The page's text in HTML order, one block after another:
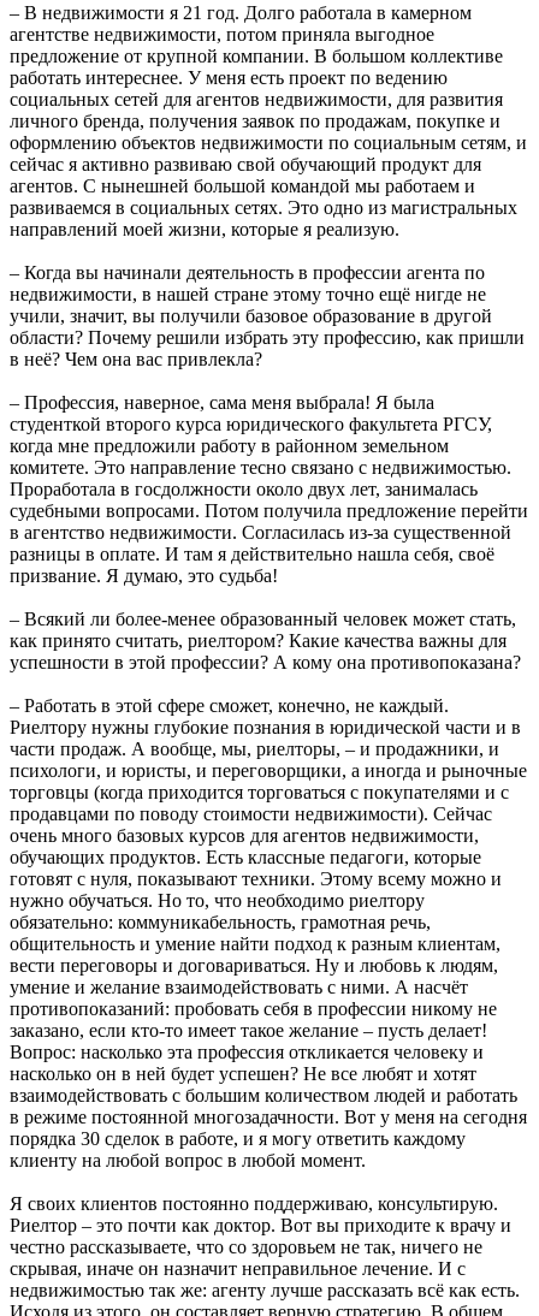
– В недвижимости я 21 год. Долго работала в камерном
агентстве недвижимости, потом приняла выгодное
предложение от крупной компании. В большом коллективе
работать интереснее. У меня есть проект по ведению
социальных сетей для агентов недвижимости, для развития
личного бренда, получения заявок по продажам, покупке и
оформлению объектов недвижимости по социальным сетям, и
сейчас я активно развиваю свой обучающий продукт для
агентов. С нынешней большой командой мы работаем и
развиваемся в социальных сетях. Это одно из магистральных
направлений моей жизни, которые я реализую.
– Когда вы начинали деятельность в профессии агента по
недвижимости, в нашей стране этому точно ещё нигде не
учили, значит, вы получили базовое образование в другой
области? Почему решили избрать эту профессию, как пришли
в неё? Чем она вас привлекла?
– Профессия, наверное, сама меня выбрала! Я была
студенткой второго курса юридического факультета РГСУ,
когда мне предложили работу в районном земельном
комитете. Это направление тесно связано с недвижимостью.
Проработала в госдолжности около двух лет, занималась
судебными вопросами. Потом получила предложение перейти
в агентство недвижимости. Согласилась из-за существенной
разницы в оплате. И там я действительно нашла себя, своё
призвание. Я думаю, это судьба!
– Всякий ли более-менее образованный человек может стать,
как принято считать, риелтором? Какие качества важны для
успешности в этой профессии? А кому она противопоказана?
– Работать в этой сфере сможет, конечно, не каждый.
Риелтору нужны глубокие познания в юридической части и в
части продаж. А вообще, мы, риелторы, – и продажники, и
психологи, и юристы, и переговорщики, а иногда и рыночные
торговцы (когда приходится торговаться с покупателями и с
продавцами по поводу стоимости недвижимости). Сейчас
очень много базовых курсов для агентов недвижимости,
обучающих продуктов. Есть классные педагоги, которые
готовят с нуля, показывают техники. Этому всему можно и
нужно обучаться. Но то, что необходимо риелтору
обязательно: коммуникабельность, грамотная речь,
общительность и умение найти подход к разным клиентам,
вести переговоры и договариваться. Ну и любовь к людям,
умение и желание взаимодействовать с ними. А насчёт
противопоказаний: пробовать себя в профессии никому не
заказано, если кто-то имеет такое желание – пусть делает!
Вопрос: насколько эта профессия откликается человеку и
насколько он в ней будет успешен? Не все любят и хотят
взаимодействовать с большим количеством людей и работать
в режиме постоянной многозадачности. Вот у меня на сегодня
порядка 30 сделок в работе, и я могу ответить каждому
клиенту на любой вопрос в любой момент.
Я своих клиентов постоянно поддерживаю, консультирую.
Риелтор – это почти как доктор. Вот вы приходите к врачу и
честно рассказываете, что со здоровьем не так, ничего не
скрывая, иначе он назначит неправильное лечение. И с
недвижимостью так же: агенту лучше рассказать всё как есть.
Исходя из этого, он составляет верную стратегию. В общем,